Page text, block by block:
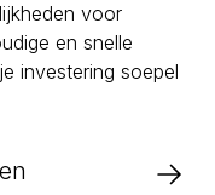
voor
en snelle
investering soepel